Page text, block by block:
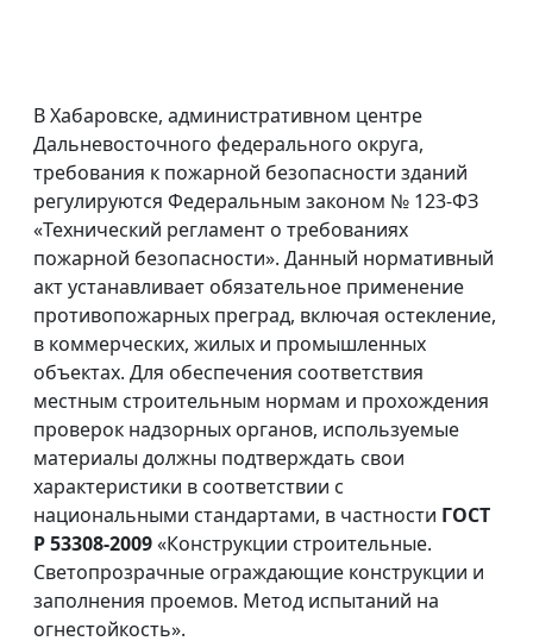
В Хабаровске, административном центре
Дальневосточного федерального округа,
требования к пожарной безопасности зданий
регулируются Федеральным законом № 123-ФЗ
«Технический регламент о требованиях
пожарной безопасности». Данный нормативный
акт устанавливает обязательное применение
противопожарных преград, включая остекление,
в коммерческих, жилых и промышленных
объектах. Для обеспечения соответствия
местным строительным нормам и прохождения
проверок надзорных органов, используемые
материалы должны подтверждать свои
характеристики в соответствии с
национальными стандартами, в частности ГОСТ
Р 53308-2009«Конструкции строительные.
Светопрозрачные ограждающие конструкции и
заполнения проемов. Метод испытаний на
огнестойкость».